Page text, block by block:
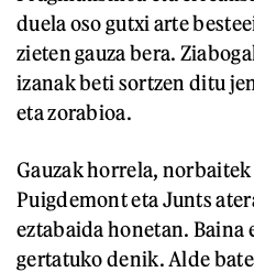
duela oso gutxi arte
zieten gauza bera.
izanak beti sortzen ditu
eta zorabioa.
Gauzak horrela, norbaitek
Puigdemont eta Junts
eztabaida honetan. Baina
gertatuko denik. Alde